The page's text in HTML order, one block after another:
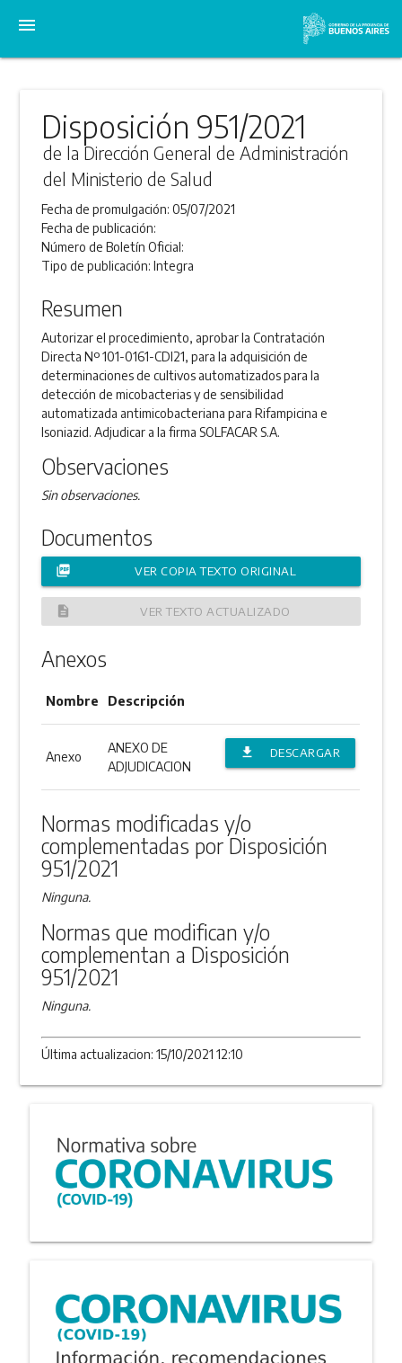
menu
Disposición 951/2021
de la Dirección General de Administración
del Ministerio de Salud
Fecha de promulgación:05/07/2021
Fecha de publicación:
Número de Boletín Oficial:
Tipo de publicación:Integra
Resumen
Autorizar el procedimiento, aprobar la Contratación
Directa Nº 101-0161-CDI21, para la adquisición de
determinaciones de cultivos automatizados para la
detección de micobacterias y de sensibilidad
automatizada antimicobacteriana para Rifampicina e
Isoniazid. Adjudicar a la firma SOLFACAR S.A.
Observaciones
Sin observaciones.
Documentos
picture_as_pdf VER COPIA TEXTO ORIGINAL
description VER TEXTO ACTUALIZADO
Anexos
Nombre Descripción
Anexo
ANEXO DE
ADJUDICACION
file_download
DESCARGAR
Normas modificadas y/o
complementadas por Disposición
951/2021
Ninguna.
Normas que modifican y/o
complementan a Disposición
951/2021
Ninguna.
Última actualizacion: 15/10/2021 12:10